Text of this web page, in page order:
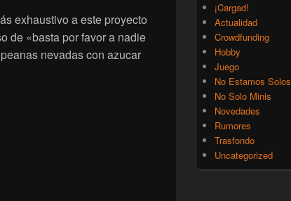
exhaustivo a este proyecto
de «basta por favor a nadie
nevadas con azucar
¡Cargad!
Actualidad
Crowdfunding
Hobby
Juego
No Estamos Solos
No Solo Minis
Novedades
Rumores
Trasfondo
Uncategorized